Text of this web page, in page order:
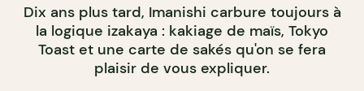
Dix ans plus tard, Imanishi carbure toujours à
la logique izakaya : kakiage de maïs, Tokyo
Toast et une carte de sakés qu'on se fera
plaisir de vous expliquer.